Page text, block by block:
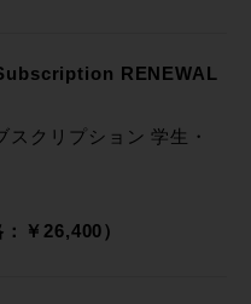
RENEWAL
スクリプション 学生・
￥26,400）